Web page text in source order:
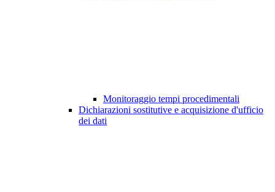
Monitoraggio tempi procedimentali
Dichiarazioni sostitutive e acquisizione d'ufficio
dei dati